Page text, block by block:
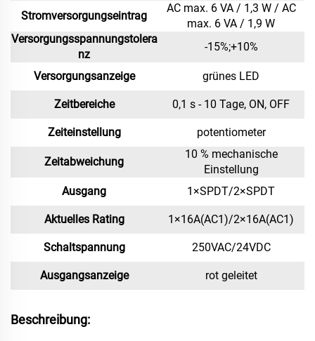
Stromversorgungseintrag
AC max. 6 VA / 1,3 W / AC
max. 6 VA / 1,9 W
Versorgungsspannungstolera
nz
-15%;+10%
Versorgungsanzeige grünes LED
Zeitbereiche 0,1 s - 10 Tage, ON, OFF
Zeiteinstellung potentiometer
Zeitabweichung
10 % mechanische
Einstellung
Ausgang
1×SPDT/2×SPDT
Aktuelles Rating 1×16A(AC1)/2×16A(AC1)
Schaltspannung 250VAC/24VDC
Ausgangsanzeige rot geleitet
Beschreibung: